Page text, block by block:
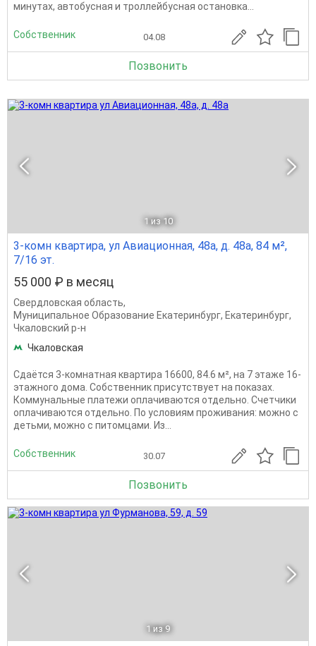
минутах, автобусная и троллейбусная остановка...
Собственник 04.08
Позвонить
1 из 10
3-комн квартира, ул Авиационная, 48а, д. 48а, 84 м²,
7/16 эт.
55 000 ₽ в месяц
Свердловская область,
Муниципальное Образование Екатеринбург, Екатеринбург,
Чкаловский р-н
Чкаловская
Сдаётся 3-комнатная квартира 16600, 84.6 м², на 7 этаже 16-
этажного дома. Собственник присутствует на показах.
Коммунальные платежи оплачиваются отдельно. Счетчики
оплачиваются отдельно. По условиям проживания: можно с
детьми, можно с питомцами. Из...
Собственник 30.07
Позвонить
1 из 9